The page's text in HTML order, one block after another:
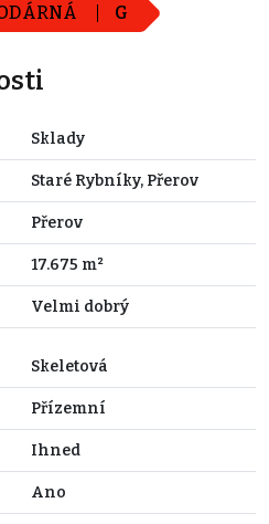
G
Sklady
Staré Rybníky, Přerov
Přerov
17.675 m²
Velmi dobrý
Skeletová
Přízemní
Ihned
Ano